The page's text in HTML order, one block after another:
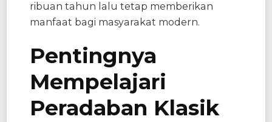
ribuan tahun lalu tetap memberikan
manfaat bagi masyarakat modern.
Pentingnya
Mempelajari
Peradaban Klasik